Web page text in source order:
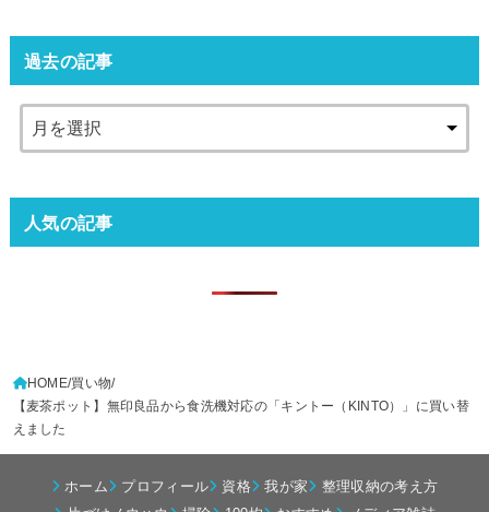
過去の記事
人気の記事
HOME 買い物
【麦茶ポット】無印良品から食洗機対応の「キントー（KINTO）」に買い替
えました
ホーム プロフィール 資格 我が家
整理収納の考え方